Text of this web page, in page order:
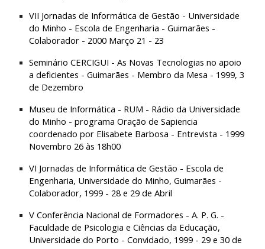
VII Jornadas de Informática de Gestão - Universidade
do Minho - Escola de Engenharia - Guimarães -
Colaborador - 2000 Março 21 - 23
Seminário CERCIGUI - As Novas Tecnologias no apoio
a deficientes - Guimarães - Membro da Mesa - 1999, 3
de Dezembro
Museu de Informática - RUM - Rádio da Universidade
do Minho - programa Oração de Sapiencia
coordenado por Elisabete Barbosa - Entrevista - 1999
Novembro 26 às 18h00
VI Jornadas de Informática de Gestão - Escola de
Engenharia, Universidade do Minho, Guimarães -
Colaborador, 1999 - 28 e 29 de Abril
V Conferência Nacional de Formadores - A. P. G. -
Faculdade de Psicologia e Ciências da Educação,
Universidade do Porto - Convidado, 1999 - 29 e 30 de